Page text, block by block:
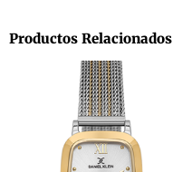
Productos Relacionados